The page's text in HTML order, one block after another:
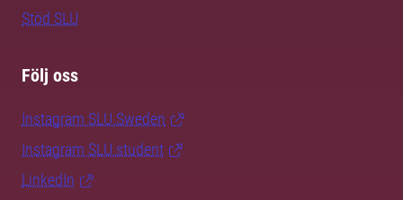
Stöd SLU
Följ oss
Instagram SLU.Sweden
Instagram SLU.student
LinkedIn